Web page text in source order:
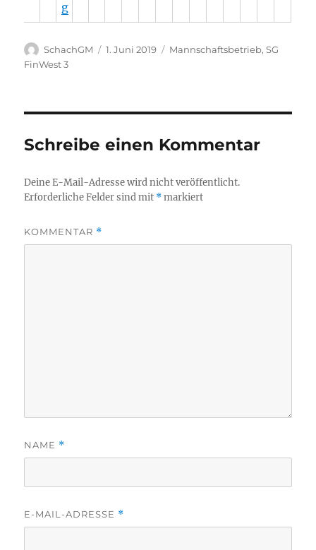
g
Autor
SchachGM
Veröffentlicht
1. Juni 2019 Kategorien
Mannschaftsbetrieb,SG
FinWest 3
Schreibe einen Kommentar
Deine E-Mail-Adresse wird nicht veröffentlicht.
Erforderliche Felder sind mit *markiert
KOMMENTAR *
NAME *
E-MAIL-ADRESSE *